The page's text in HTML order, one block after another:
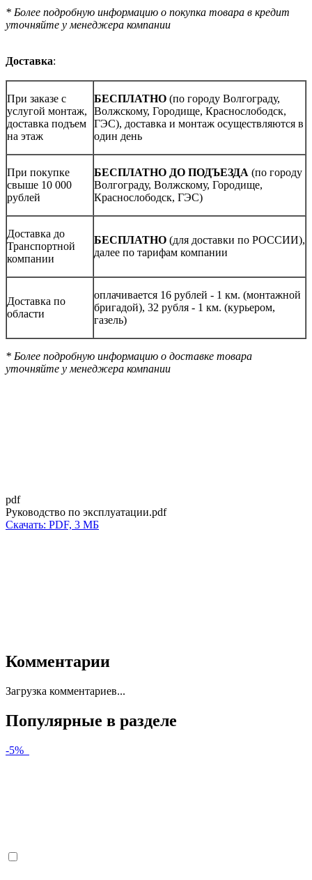
* Более подробную информацию о покупка товара в кредит
уточняйте у менеджера компании
Доставка:
При заказе с
услугой монтаж,
доставка подъем
на этаж
БЕСПЛАТНО (по городу Волгограду,
Волжскому, Городище, Краснослободск,
ГЭС), доставка и монтаж осуществляются в
один день
При покупке
свыше 10 000
рублей
БЕСПЛАТНО ДО ПОДЪЕЗДА (по городу
Волгограду, Волжскому, Городище,
Краснослободск, ГЭС)
Доставка до
Транспортной
компании
БЕСПЛАТНО (для доставки по РОССИИ),
далее по тарифам компании
Доставка по
области
оплачивается 16 рублей - 1 км. (монтажной
бригадой), 32 рубля - 1 км. (курьером,
газель)
* Более подробную информацию о доставке товара
уточняйте у менеджера компании
pdf
Руководство по эксплуатации.pdf
Скачать: PDF, 3 МБ
Комментарии
Загрузка комментариев...
Популярные в разделе
-5%